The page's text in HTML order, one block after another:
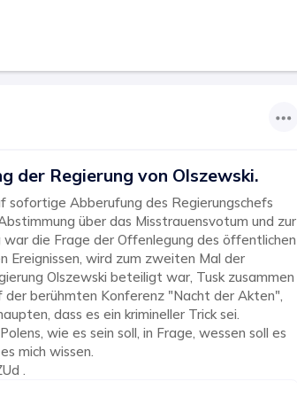
der Regierung von Olszewski.
sofortige Abberufung des Regierungschefs
über das Misstrauensvotum und zur
die Frage der Offenlegung des öffentlichen
Ereignissen, wird zum zweiten Mal der
Olszewski beteiligt war, Tusk zusammen
berühmten Konferenz "Nacht der Akten",
dass es ein krimineller Trick sei.
wie es sein soll, in Frage, wessen soll es
mich wissen.
.